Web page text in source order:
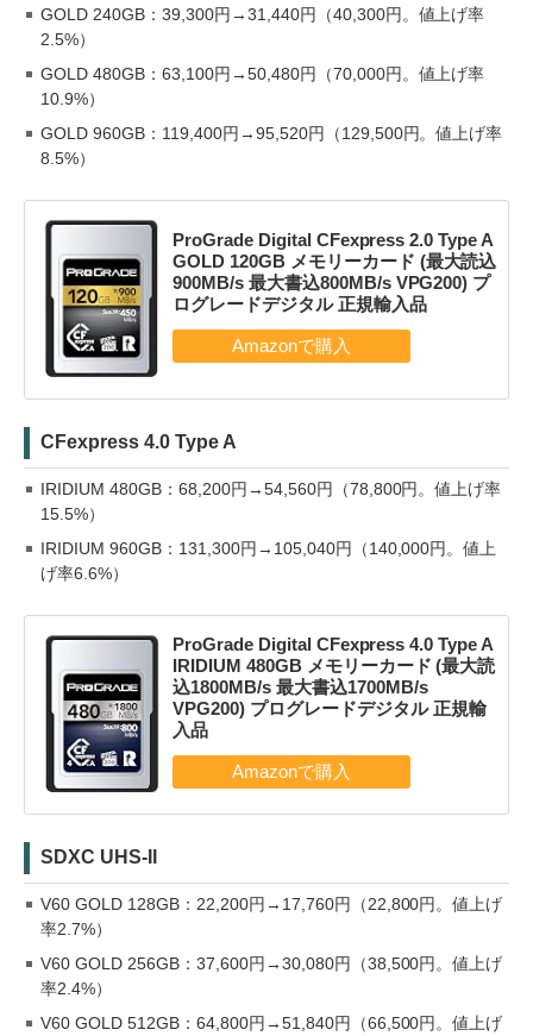
GOLD 240GB：39,300円→31,440円（40,300円。値上げ率
2.5%）
GOLD 480GB：63,100円→50,480円（70,000円。値上げ率
10.9%）
GOLD 960GB：119,400円→95,520円（129,500円。値上げ率
8.5%）
ProGrade Digital CFexpress 2.0 Type A
GOLD 120GB メモリーカード (最大読込
900MB/s 最大書込800MB/s VPG200) プ
ログレードデジタル 正規輸入品
CFexpress 4.0 Type A
IRIDIUM 480GB：68,200円→54,560円（78,800円。値上げ率
15.5%）
IRIDIUM 960GB：131,300円→105,040円（140,000円。値上
げ率6.6%）
ProGrade Digital CFexpress 4.0 Type A
IRIDIUM 480GB メモリーカード (最大読
込1800MB/s 最大書込1700MB/s
VPG200) プログレードデジタル 正規輸
入品
SDXC UHS-II
V60 GOLD 128GB：22,200円→17,760円（22,800円。値上げ
率2.7%）
V60 GOLD 256GB：37,600円→30,080円（38,500円。値上げ
率2.4%）
V60 GOLD 512GB：64,800円→51,840円（66,500円。値上げ